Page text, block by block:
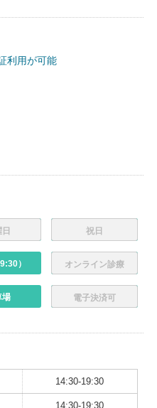
利用が可能
祝日
） オンライン診療
場 電子決済可
14:30-19:30
14:30-19:30